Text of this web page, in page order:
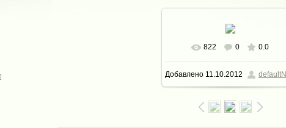
В реальном размере 720x400
319.4Kb
822 0 0.0
Добавлено11.10.2012